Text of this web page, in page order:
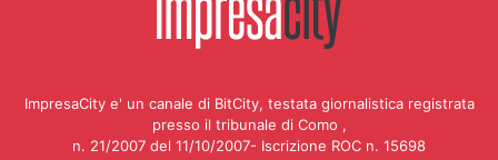
ImpresaCity e' un canale di BitCity, testata giornalistica registrata
presso il tribunale di Como ,
n. 21/2007 del 11/10/2007- Iscrizione ROC n. 15698